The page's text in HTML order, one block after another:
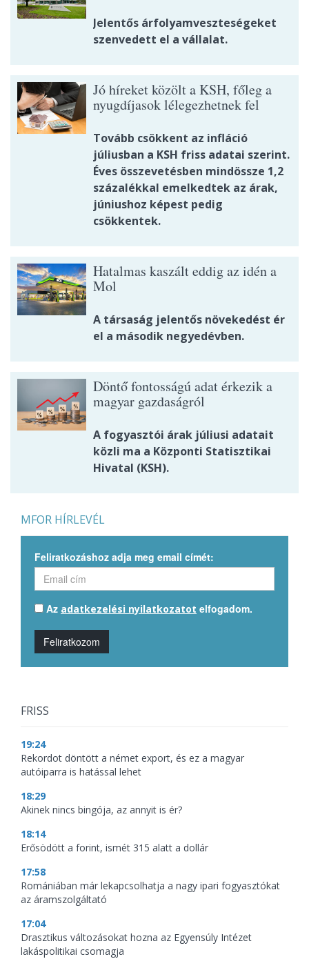
Jelentős árfolyamveszteségeket
szenvedett el a vállalat.
Jó híreket közölt a KSH, főleg a
nyugdíjasok lélegezhetnek fel
Tovább csökkent az infláció
júliusban a KSH friss adatai szerint.
Éves összevetésben mindössze 1,2
százalékkal emelkedtek az árak,
júniushoz képest pedig
csökkentek.
Hatalmas kaszált eddig az idén a
Mol
A társaság jelentős növekedést ér
el a második negyedévben.
Döntő fontosságú adat érkezik a
magyar gazdaságról
A fogyasztói árak júliusi adatait
közli ma a Központi Statisztikai
Hivatal (KSH).
MFOR HÍRLEVÉL
Feliratkozáshoz adja meg email címét:
Az adatkezelési nyilatkozatot elfogadom.
Feliratkozom
FRISS
19:24
Rekordot döntött a német export, és ez a magyar
autóiparra is hatással lehet
18:29
Akinek nincs bingója, az annyit is ér?
18:14
Erősödött a forint, ismét 315 alatt a dollár
17:58
Romániában már lekapcsolhatja a nagy ipari fogyasztókat
az áramszolgáltató
17:04
Drasztikus változásokat hozna az Egyensúly Intézet
lakáspolitikai csomagja